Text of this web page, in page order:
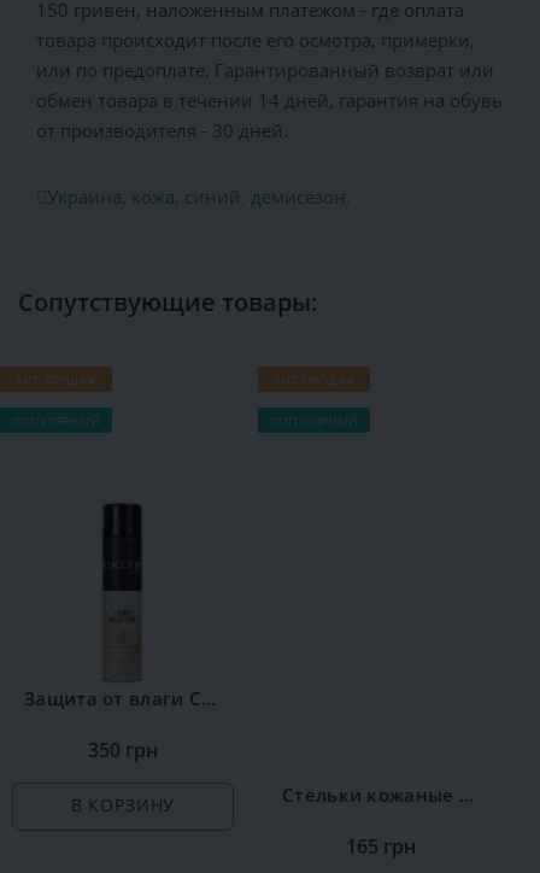
150 гривен, наложенным платежом - где оплата
товара происходит после его осмотра, примерки,
или по предоплате. Гарантированный возврат или
обмен товара в течении 14 дней, гарантия на обувь
от производителя - 30 дней.
Украина, кожа, синий, демисезон,
Сопутствующие товары:
ХИТ ПРОДАЖ
ПОПУЛЯРНЫЙ
Защита от влаги Сoccine
350 грн
В КОРЗИНУ
ХИТ ПРОДАЖ
ПОПУЛЯРНЫЙ
Стельки кожаные Coccine Leather on Latex
165 грн